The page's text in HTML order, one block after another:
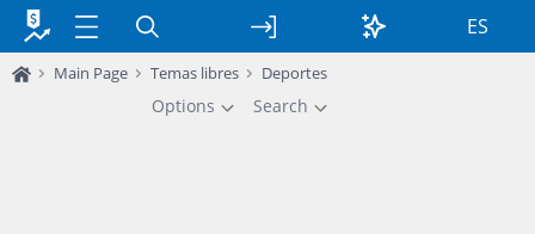
ES
Main Page Temas libres Deportes
Options Search